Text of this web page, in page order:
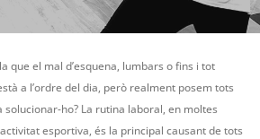
que el mal d’esquena, lumbars o fins i tot
a l’ordre del dia, però realment posem tots
ho? La rutina laboral, en moltes
esportiva, és la principal causant de tots